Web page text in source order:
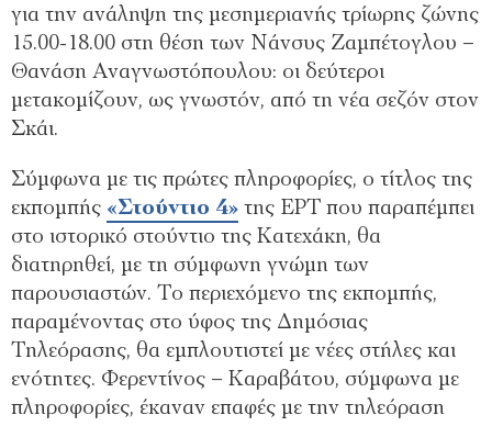
για την ανάληψη της μεσημεριανής τρίωρης ζώνης
15.00-18.00 στη θέση των Νάνσυς Ζαμπέτογλου –
Θανάση Αναγνωστόπουλου: οι δεύτεροι
μετακομίζουν, ως γνωστόν, από τη νέα σεζόν στον
Σκάι.
Σύμφωνα με τις πρώτες πληροφορίες, ο τίτλος της
εκπομπής «Στούντιο 4» της ΕΡΤ που παραπέμπει
στο ιστορικό στούντιο της Κατεχάκη, θα
διατηρηθεί, με τη σύμφωνη γνώμη των
παρουσιαστών. Το περιεχόμενο της εκπομπής,
παραμένοντας στο ύφος της Δημόσιας
Τηλεόρασης, θα εμπλουτιστεί με νέες στήλες και
ενότητες. Φερεντίνος – Καραβάτου, σύμφωνα με
πληροφορίες, έκαναν επαφές με την τηλεόραση